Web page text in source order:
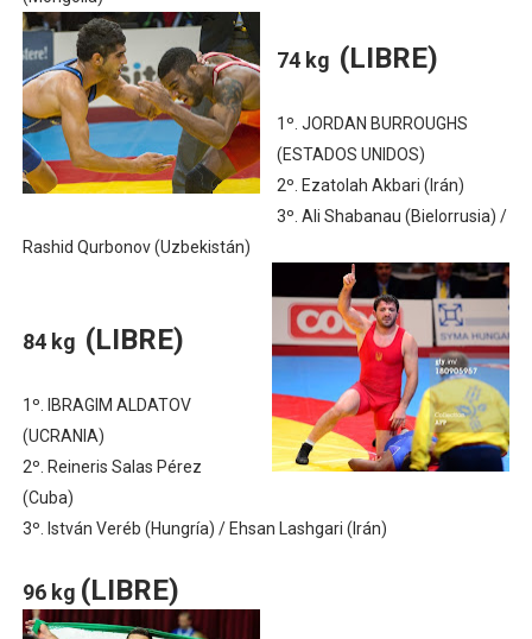
74 kg (LIBRE)
1º. JORDAN BURROUGHS
(ESTADOS UNIDOS)
2º. Ezatolah Akbari (Irán)
3º. Ali Shabanau (Bielorrusia) /
Rashid Qurbonov (Uzbekistán)
84 kg (LIBRE)
1º. IBRAGIM ALDATOV
(UCRANIA)
2º. Reineris Salas Pérez
(Cuba)
3º. István Veréb (Hungría) / Ehsan Lashgari (Irán)
96 kg (LIBRE)